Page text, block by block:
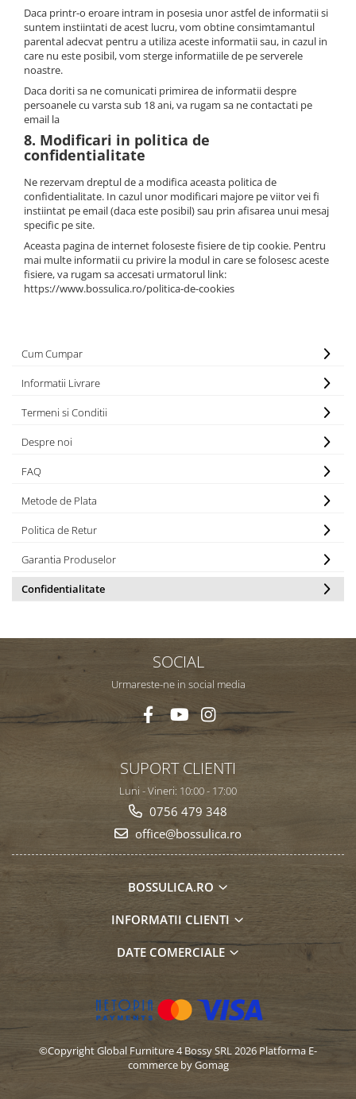
Daca printr-o eroare intram in posesia unor astfel de informatii si
suntem instiintati de acest lucru, vom obtine consimtamantul
parental adecvat pentru a utiliza aceste informatii sau, in cazul in
care nu este posibil, vom sterge informatiile de pe serverele
noastre.
Daca doriti sa ne comunicati primirea de informatii despre
persoanele cu varsta sub 18 ani, va rugam sa ne contactati pe
email la
8. Modificari in politica de
confidentialitate
Ne rezervam dreptul de a modifica aceasta politica de
confidentialitate. In cazul unor modificari majore pe viitor vei fi
instiintat pe email (daca este posibil) sau prin afisarea unui mesaj
specific pe site.
Aceasta pagina de internet foloseste fisiere de tip cookie. Pentru
mai multe informatii cu privire la modul in care se folosesc aceste
fisiere, va rugam sa accesati urmatorul link:
https://www.bossulica.ro/politica-de-cookies
Cum Cumpar
Informatii Livrare
Termeni si Conditii
Despre noi
FAQ
Metode de Plata
Politica de Retur
Garantia Produselor
Confidentialitate
SOCIAL
Urmareste-ne in social media
SUPORT CLIENTI
Luni - Vineri: 10:00 - 17:00
0756 479 348
office@bossulica.ro
BOSSULICA.RO
INFORMATII CLIENTI
DATE COMERCIALE
©Copyright Global Furniture 4 Bossy SRL 2026 Platforma E-
commerce by Gomag